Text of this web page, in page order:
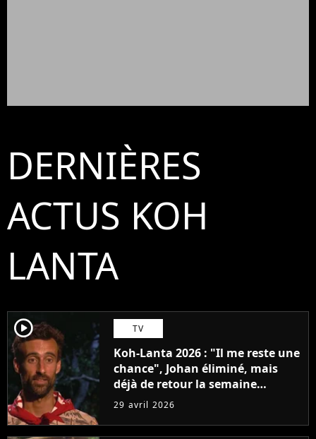
DERNIÈRES
ACTUS KOH
LANTA
player2 TV
Koh-Lanta 2026 : "Il me reste une
chance", Johan éliminé, mais
déjà de retour la semaine
prochaine ?
29 avril 2026